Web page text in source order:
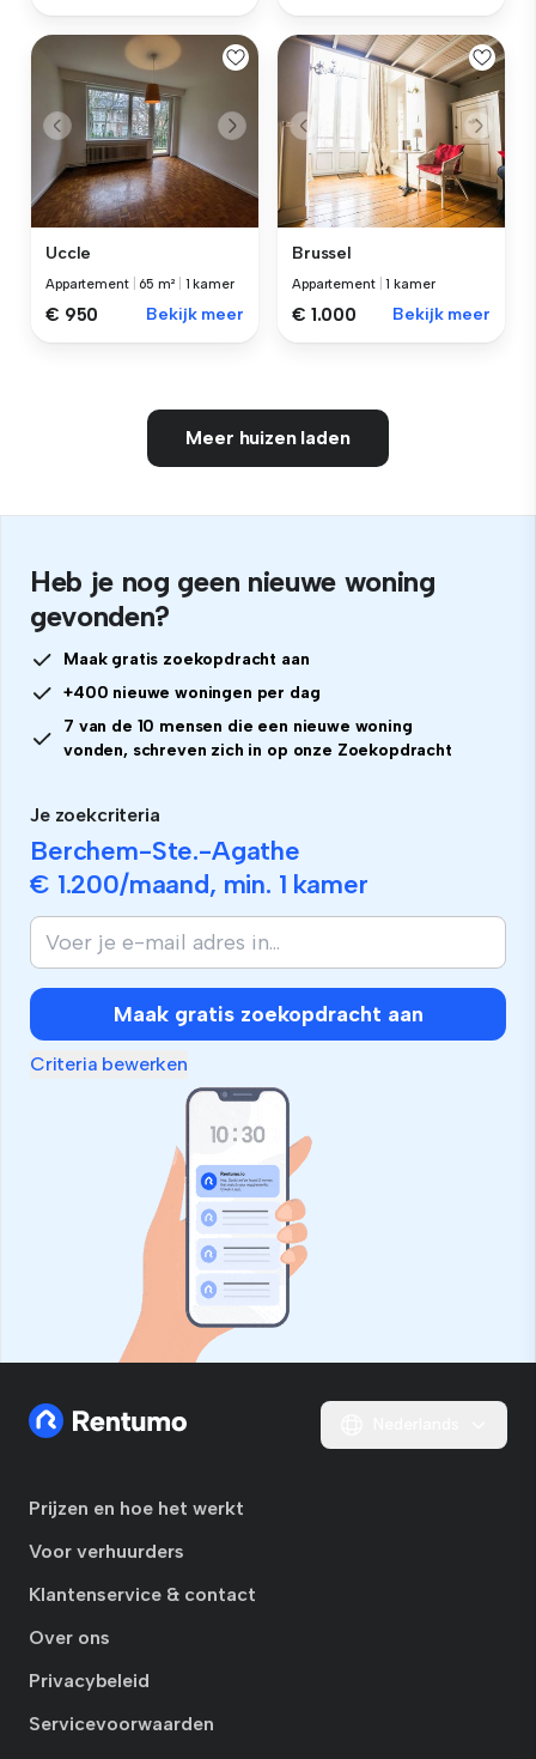
Uccle
Appartement 65 m² 1 kamer
€ 950 Bekijk meer
Brussel
Appartement |1 kamer
€ 1.000 Bekijk meer
Meer huizen laden
Heb je nog geen nieuwe woning
gevonden?
Maak gratis zoekopdracht aan
+400 nieuwe woningen per dag
7 van de 10 mensen die een nieuwe woning
vonden, schreven zich in op onze Zoekopdracht
Je zoekcriteria
Berchem-Ste.-Agathe
€ 1.200/maand, min. 1 kamer
Maak gratis zoekopdracht aan
Criteria bewerken
Prijzen en hoe het werkt
Voor verhuurders
Klantenservice & contact
Over ons
Privacybeleid
Servicevoorwaarden